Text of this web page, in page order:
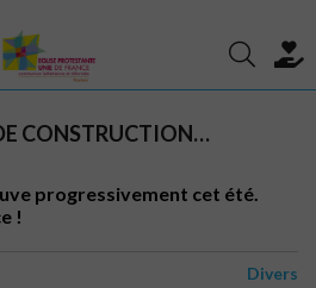
CONSTRUCTION…
progressivement cet été.
!
Divers